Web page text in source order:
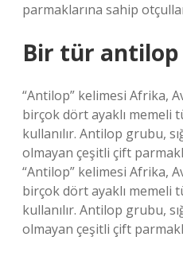
parmaklarına sahip
Bir tür antilop
“Antilop” kelimesi Afrika,
birçok dört ayaklı memeli
kullanılır. Antilop grubu,
olmayan çeşitli çift
“Antilop” kelimesi Afrika,
birçok dört ayaklı memeli
kullanılır. Antilop grubu,
olmayan çeşitli çift